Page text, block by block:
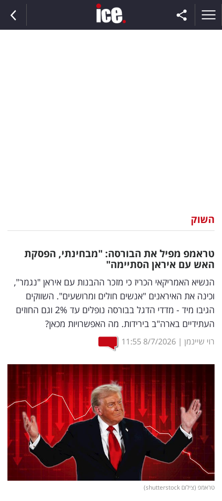
וצרכנות
דיגיטל
וטק
שיווק
ופרסום
משפט
מדדים
ומחקרים
דעות
רכילות
עסקית
קריפטו
ויראלי
השוק
טראמפ מפיל את הבורסה: "מבחינתי, הפסקת
האש עם איראן הסתיימה"
הנשיא האמריקאי הכריז כי מזכר ההבנות עם איראן "נגמר",
וכינה את האיראנים "אנשים חולים ומרושעים". השווקים
הגיבו מיד - מדדי הדגל בבורסה נופלים עד 2% וגם החוזים
העתידיים בארה"ב בירידות. מה האפשרויות מכאן?
רוי שיינמן |
8/7/2026
11:55
טראמפ (צילום shutterstock)